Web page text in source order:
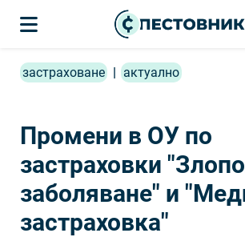
застраховане | актуално
Промени в ОУ по
застраховки
заболяване" и
застраховка"